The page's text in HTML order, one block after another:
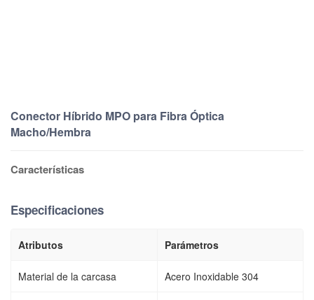
Conector Híbrido MPO para Fibra Óptica
Macho/Hembra
Características
Especificaciones
Atributos Parámetros
Material de la carcasa Acero Inoxidable 304